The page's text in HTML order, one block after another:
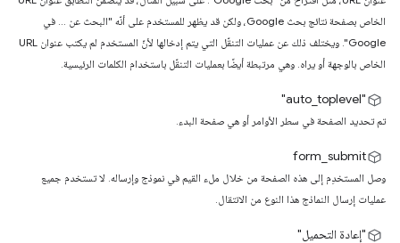
الخاص بصفحة نتائج بحث Google، ولكن قد يظهر للمستخدم على أنّه "البحث عن ... في
Google". ويختلف ذلك عن عمليات التنقّل التي يتم إدخالها لأنّ المستخدم لم يكتب عنوان URL
الخاص بالوجهة أو يراه. وهي مرتبطة أيضًا بعمليات التنقّل باستخدام الكلمات الرئيسية.
"auto_toplevel"
تم تحديد الصفحة في سطر الأوامر أو هي صفحة البدء.
‫form_submit
وصل المستخدِم إلى هذه الصفحة من خلال ملء القيم في نموذج وإرساله. لا تستخدم جميع
عمليات إرسال النماذج هذا النوع من الانتقال.
"إعادة التحميل"